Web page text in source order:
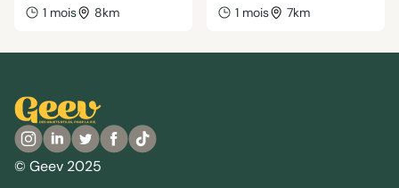
1 mois 8km 1 mois 7km
© Geev 2025